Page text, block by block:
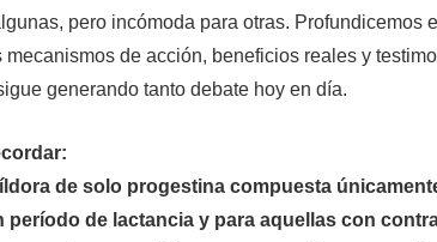
pero incómoda para otras. Profundicemos
de acción, beneficios reales y
generando tanto debate hoy en día.
de solo progestina compuesta
período de lactancia y para aquellas con